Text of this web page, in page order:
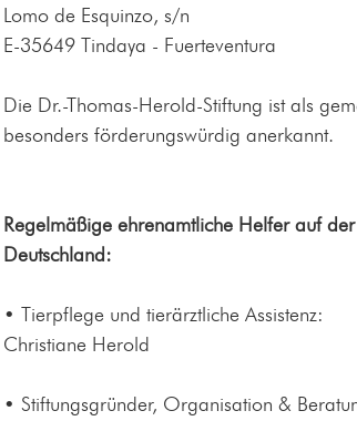
Lomo de Esquinzo, s/n
E-35649 Tindaya - Fuerteventura
Die Dr.-Thomas-Herold-Stiftung ist als
besonders förderungswürdig anerkannt.
Regelmäßige ehrenamtliche Helfer auf
Deutschland:
• Tierpflege und tierärztliche Assistenz:
Christiane Herold
• Stiftungsgründer, Organisation &